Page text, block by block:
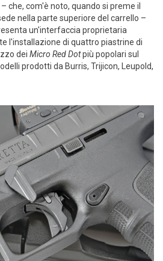
che, com'è noto, quando si preme il
nella parte superiore del carrello –
un'interfaccia proprietaria
l'installazione di quattro piastrine di
dei Micro Red Dotpiù popolari sul
prodotti da Burris, Trijicon, Leupold,